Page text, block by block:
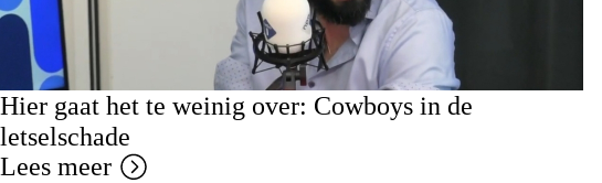
Hier gaat het te weinig over: Cowboys in de
letselschade
Lees meer